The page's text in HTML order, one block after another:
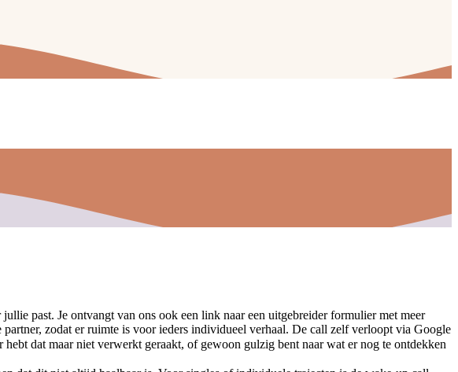
past. Je ontvangt van ons ook een link naar een uitgebreider formulier met meer
zodat er ruimte is voor ieders individueel verhaal. De call zelf verloopt via Google
dat maar niet verwerkt geraakt, of gewoon gulzig bent naar wat er nog te ontdekken